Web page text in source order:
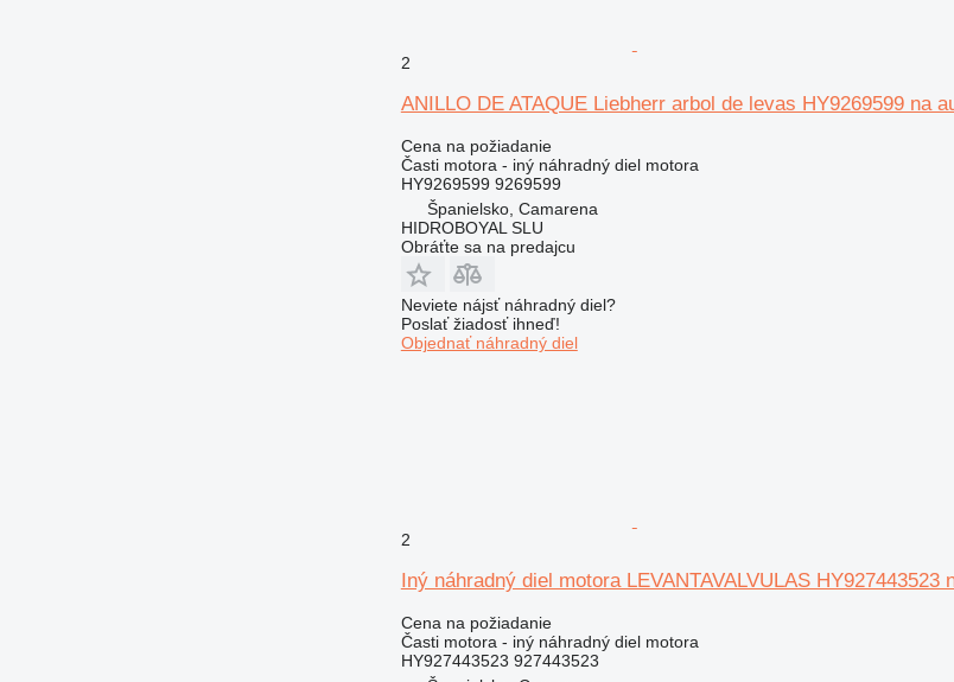
2
ANILLO DE ATAQUE Liebherr arbol de levas HY9269599 na
Cena na požiadanie
Časti motora - iný náhradný diel motora
HY9269599 9269599
Španielsko, Camarena
HIDROBOYAL SLU
Obráťte sa na predajcu
Neviete nájsť náhradný diel?
Poslať žiadosť ihneď!
Objednať náhradný diel
2
Iný náhradný diel motora LEVANTAVALVULAS HY927443523
Cena na požiadanie
Časti motora - iný náhradný diel motora
HY927443523 927443523